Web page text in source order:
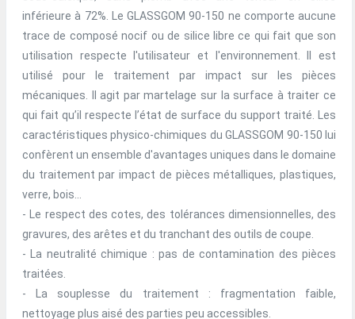
inférieure à 72%. Le GLASSGOM 90-150 ne comporte aucune
trace de composé nocif ou de silice libre ce qui fait que son
utilisation respecte l'utilisateur et l'environnement. Il est
utilisé pour le traitement par impact sur les pièces
mécaniques. Il agit par martelage sur la surface à traiter ce
qui fait qu’il respecte l’état de surface du support traité. Les
caractéristiques physico-chimiques du GLASSGOM 90-150 lui
confèrent un ensemble d'avantages uniques dans le domaine
du traitement par impact de pièces métalliques, plastiques,
verre, bois…
- Le respect des cotes, des tolérances dimensionnelles, des
gravures, des arêtes et du tranchant des outils de coupe.
- La neutralité chimique : pas de contamination des pièces
traitées.
- La souplesse du traitement : fragmentation faible,
nettoyage plus aisé des parties peu accessibles.